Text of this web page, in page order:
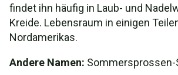
findet ihn häufig in Laub- und
Kreide. Lebensraum in einigen
Nordamerikas.
Andere Namen: Sommersprossen-